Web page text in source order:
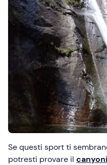
Se questi sport ti
potresti provare il